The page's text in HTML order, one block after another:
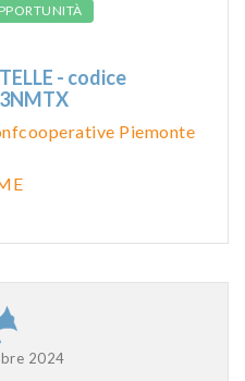
- codice
Piemonte
2024